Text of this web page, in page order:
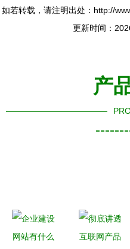
如若转载，请注明出处：http://
更新时间：
产